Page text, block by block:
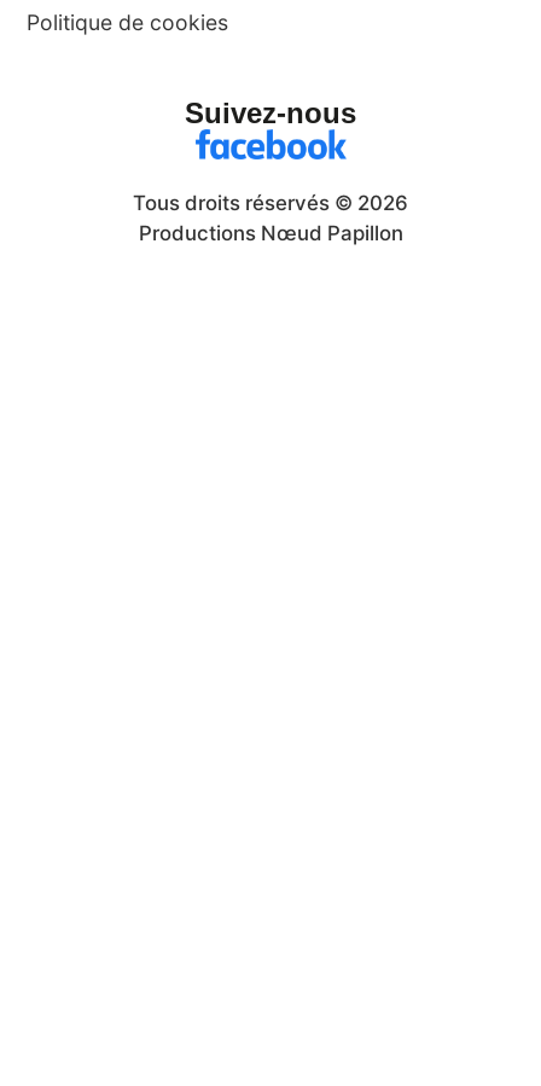
Politique de cookies
Suivez-nous
Tous droits réservés © 2026
Productions Nœud Papillon